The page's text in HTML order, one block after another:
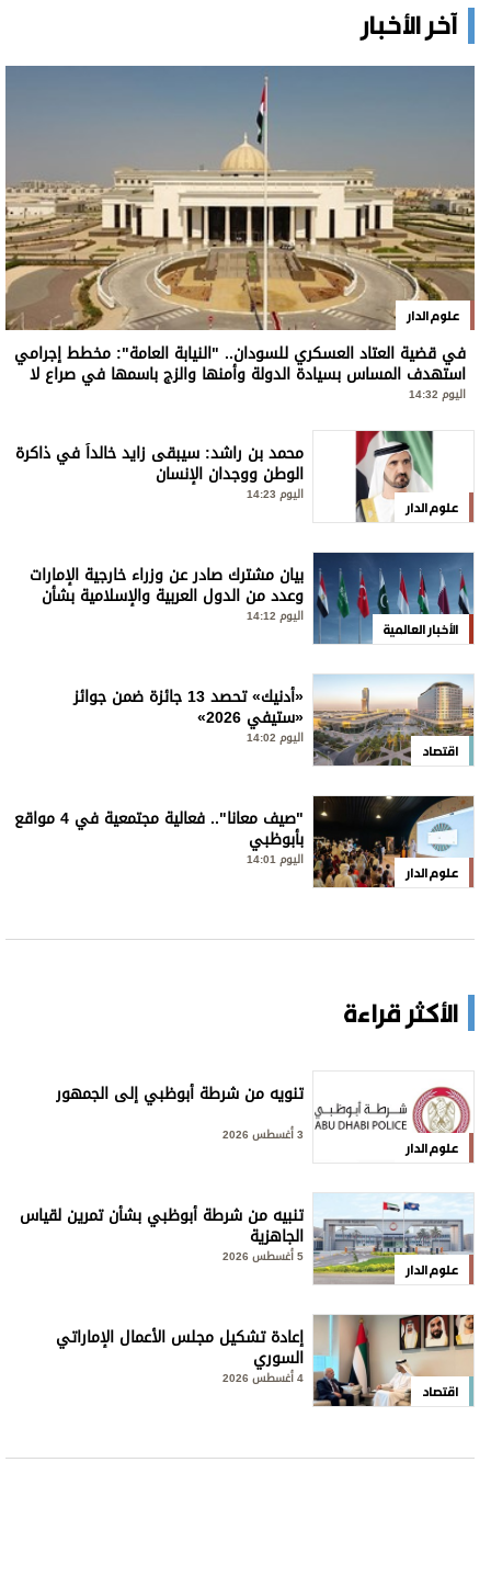
آخر الأخبار
علوم الدار
في قضية العتاد العسكري للسودان.. "النيابة العامة": مخطط إجرامي
استهدف المساس بسيادة الدولة وأمنها والزج باسمها في صراع لا
صلة لها به
اليوم 14:32
علوم الدار
محمد بن راشد: سيبقى زايد خالداً في ذاكرة
الوطن ووجدان الإنسان
اليوم 14:23
الأخبار العالمية
بيان مشترك صادر عن وزراء خارجية الإمارات
وعدد من الدول العربية والإسلامية بشأن
الانتهاكات الإسرائيلية المتواصلة في قطاع
اليوم 14:12
اقتصاد
«أدنيك» تحصد 13 جائزة ضمن جوائز
«ستيفي 2026»
اليوم 14:02
علوم الدار
"صيف معانا".. فعالية مجتمعية في 4 مواقع
بأبوظبي
اليوم 14:01
الأكثر قراءة
علوم الدار
تنويه من شرطة أبوظبي إلى الجمهور
علوم الدار
تنبيه من شرطة أبوظبي بشأن تمرين لقياس
الجاهزية
5 أغسطس 2026
اقتصاد
إعادة تشكيل مجلس الأعمال الإماراتي
السوري
4 أغسطس 2026